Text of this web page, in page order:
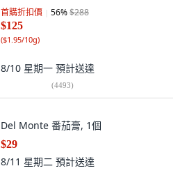
首購折扣價 56%$288
$125
($1.95/10g)
8/10 星期一 預計送達
(4493)
Del Monte 番茄膏, 1個
$29
8/11 星期二 預計送達